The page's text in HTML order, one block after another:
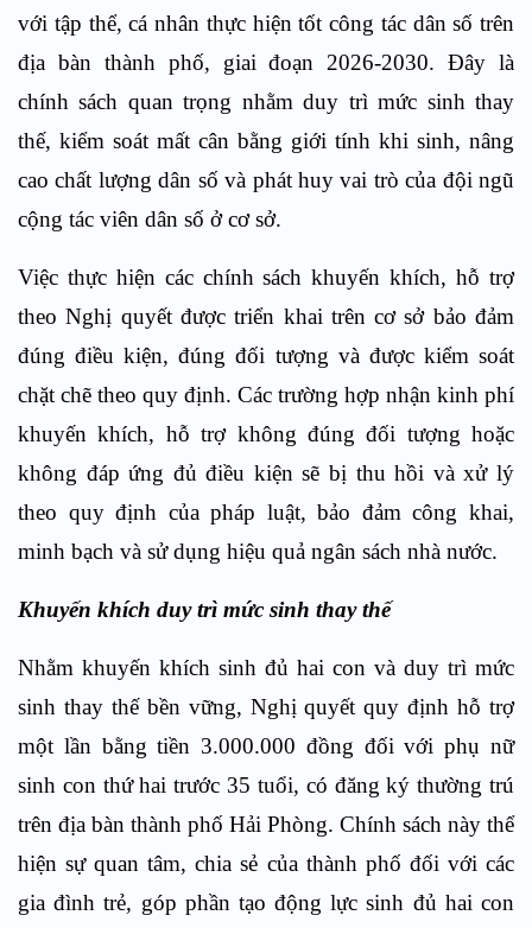
với tập thể, cá nhân thực hiện tốt công tác dân số trên
địa bàn thành phố, giai đoạn 2026-2030. Đây là
chính sách quan trọng nhằm duy trì mức sinh thay
thế, kiểm soát mất cân bằng giới tính khi sinh, nâng
cao chất lượng dân số và phát huy vai trò của đội ngũ
cộng tác viên dân số ở cơ sở.
Việc thực hiện các chính sách khuyến khích, hỗ trợ
theo Nghị quyết được triển khai trên cơ sở bảo đảm
đúng điều kiện, đúng đối tượng và được kiểm soát
chặt chẽ theo quy định. Các trường hợp nhận kinh phí
khuyến khích, hỗ trợ không đúng đối tượng hoặc
không đáp ứng đủ điều kiện sẽ bị thu hồi và xử lý
theo quy định của pháp luật, bảo đảm công khai,
minh bạch và sử dụng hiệu quả ngân sách nhà nước.
Khuyến khích duy trì mức sinh thay thế
Nhằm khuyến khích sinh đủ hai con và duy trì mức
sinh thay thế bền vững, Nghị quyết quy định hỗ trợ
một lần bằng tiền 3.000.000 đồng đối với phụ nữ
sinh con thứ hai trước 35 tuổi, có đăng ký thường trú
trên địa bàn thành phố Hải Phòng. Chính sách này thể
hiện sự quan tâm, chia sẻ của thành phố đối với các
gia đình trẻ, góp phần tạo động lực sinh đủ hai con